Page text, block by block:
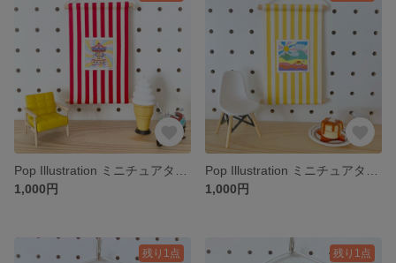
1,000円
1,000円
残り1点 残り1点